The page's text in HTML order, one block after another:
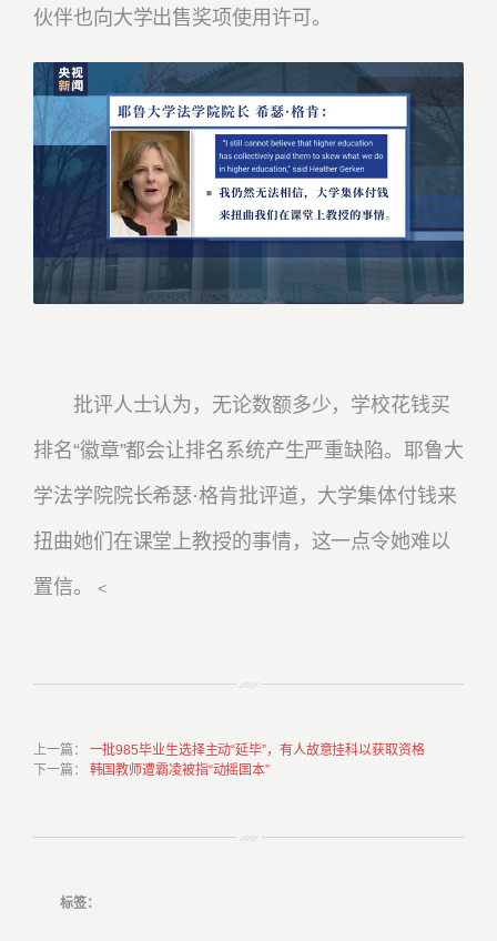
伙伴也向大学出售奖项使用许可。
批评人士认为，无论数额多少，学校花钱买
排名“徽章”都会让排名系统产生严重缺陷。耶鲁大
学法学院院长希瑟·格肯批评道，大学集体付钱来
扭曲她们在课堂上教授的事情，这一点令她难以
置信。 <
上一篇 ： 一批985毕业生选择主动“延毕”，有人故意挂科以获取资格
下一篇 ： 韩国教师遭霸凌被指“动摇国本”
标签：